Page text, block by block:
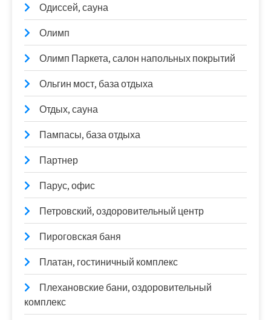
Одиссей, сауна
Олимп
Олимп Паркета, салон напольных покрытий
Ольгин мост, база отдыха
Отдых, сауна
Пампасы, база отдыха
Партнер
Парус, офис
Петровский, оздоровительный центр
Пироговская баня
Платан, гостиничный комплекс
Плехановские бани, оздоровительный
комплекс